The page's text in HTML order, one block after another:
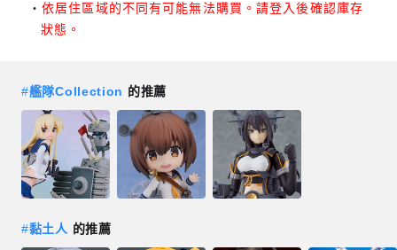
依居住區域的不同有可能無法購買。請登入後確認庫存
狀態。
#艦隊Collection 的推薦
#黏土人 的推薦